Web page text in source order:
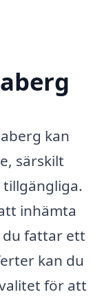
kan
särskilt
inhämta
fattar ett
kan du
för att